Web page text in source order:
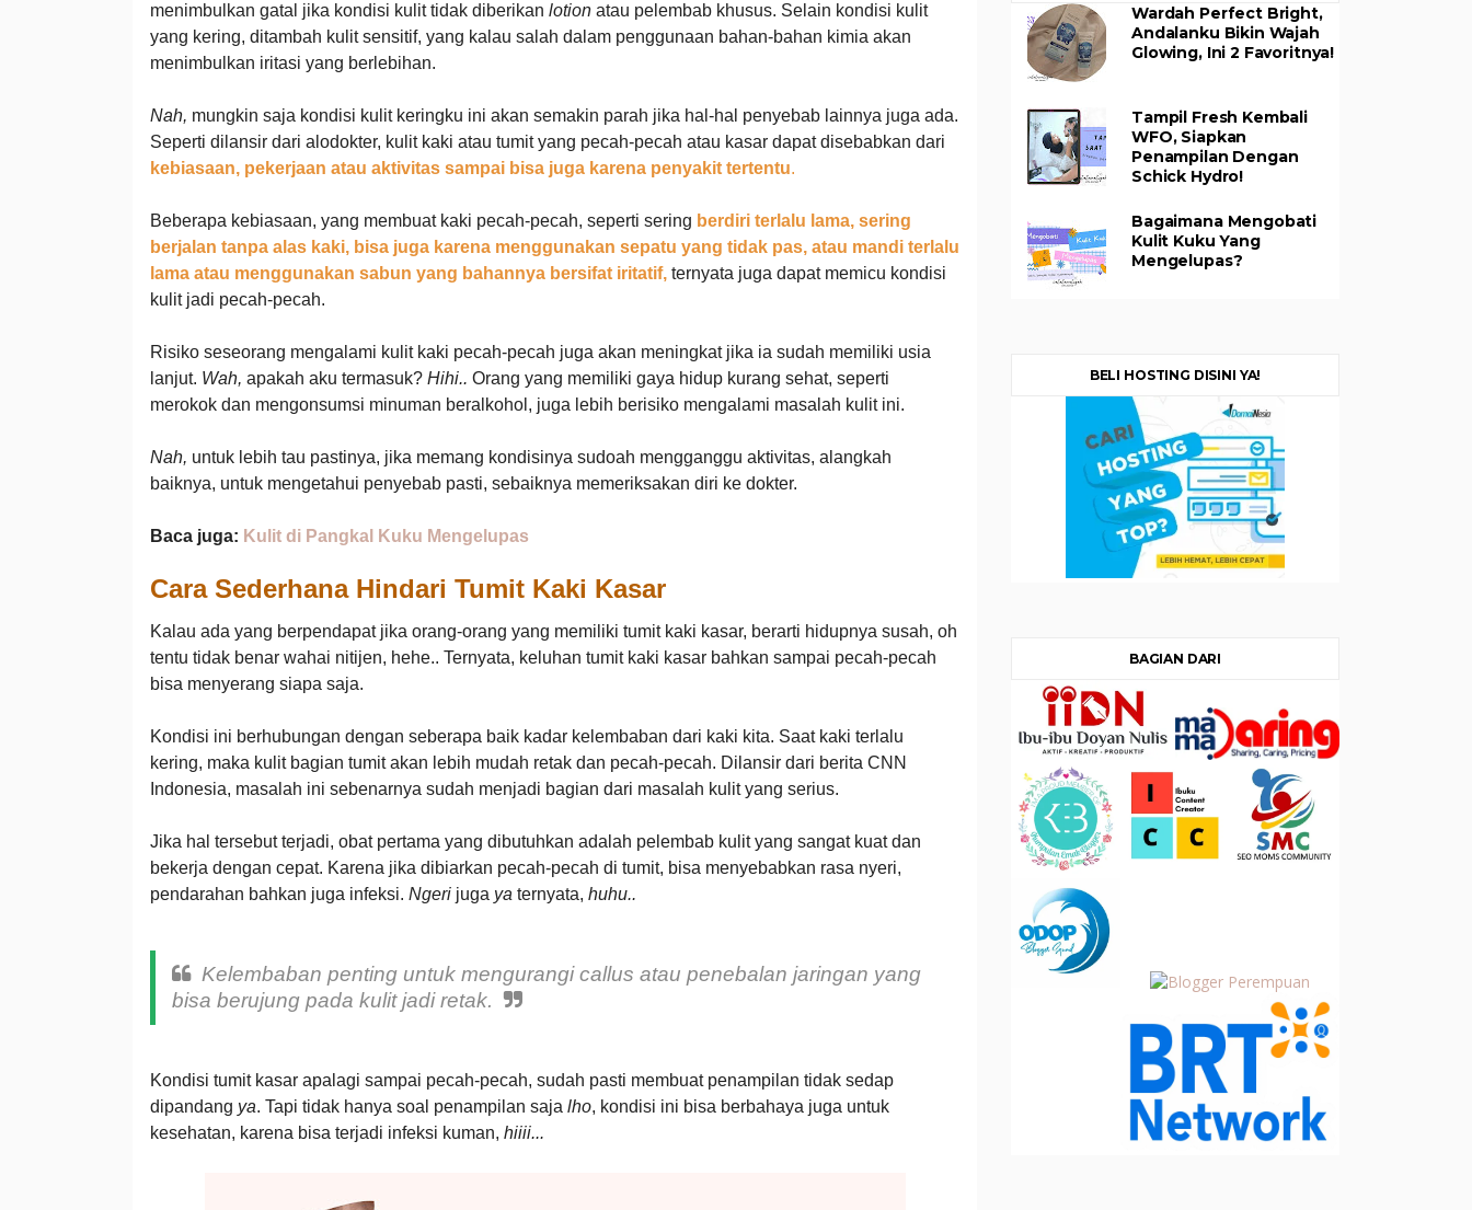
menimbulkan gatal jika kondisi kulit tidak diberikan lotionatau pelembab khusus. Selain kondisi kulit
yang kering, ditambah kulit sensitif, yang kalau salah dalam penggunaan bahan-bahan kimia akan
menimbulkan iritasi yang berlebihan.
Nah, mungkin saja kondisi kulit keringku ini akan semakin parah jika hal-hal penyebab lainnya juga ada.
Seperti dilansir dari alodokter, kulit kaki atau tumit yang pecah-pecah atau kasar dapat disebabkan dari
kebiasaan, pekerjaan atau aktivitas sampai bisa juga karena penyakit tertentu.
Beberapa kebiasaan, yang membuat kaki pecah-pecah, seperti sering berdiri terlalu lama, sering
berjalan tanpa alas kaki, bisa juga karena menggunakan sepatu yang tidak pas, atau mandi terlalu
lama atau menggunakan sabun yang bahannya bersifat iritatif, ternyata juga dapat memicu kondisi
kulit jadi pecah-pecah.
Risiko seseorang mengalami kulit kaki pecah-pecah juga akan meningkat jika ia sudah memiliki usia
lanjut. Wah, apakah aku termasuk? Hihi.. Orang yang memiliki gaya hidup kurang sehat, seperti
merokok dan mengonsumsi minuman beralkohol, juga lebih berisiko mengalami masalah kulit ini.
Nah, untuk lebih tau pastinya, jika memang kondisinya sudoah mengganggu aktivitas, alangkah
baiknya, untuk mengetahui penyebab pasti, sebaiknya memeriksakan diri ke dokter.
Baca juga: Kulit di Pangkal Kuku Mengelupas
Cara Sederhana Hindari Tumit Kaki Kasar
Kalau ada yang berpendapat jika orang-orang yang memiliki tumit kaki kasar, berarti hidupnya susah, oh
tentu tidak benar wahai nitijen, hehe.. Ternyata, keluhan tumit kaki kasar bahkan sampai pecah-pecah
bisa menyerang siapa saja.
Kondisi ini berhubungan dengan seberapa baik kadar kelembaban dari kaki kita. Saat kaki terlalu
kering, maka kulit bagian tumit akan lebih mudah retak dan pecah-pecah. Dilansir dari berita CNN
Indonesia, masalah ini sebenarnya sudah menjadi bagian dari masalah kulit yang serius.
Jika hal tersebut terjadi, obat pertama yang dibutuhkan adalah pelembab kulit yang sangat kuat dan
bekerja dengan cepat. Karena jika dibiarkan pecah-pecah di tumit, bisa menyebabkan rasa nyeri,
pendarahan bahkan juga infeksi. Ngeri juga ya ternyata, huhu..
Kelembaban penting untuk mengurangi callus atau penebalan jaringan yang
bisa berujung pada kulit jadi retak.
Kondisi tumit kasar apalagi sampai pecah-pecah, sudah pasti membuat penampilan tidak sedap
dipandang ya. Tapi tidak hanya soal penampilan saja lho, kondisi ini bisa berbahaya juga untuk
kesehatan, karena bisa terjadi infeksi kuman, hiiii...
Wardah Perfect Bright,
Andalanku Bikin Wajah
Glowing, Ini 2 Favoritnya!
Tampil Fresh Kembali
WFO, Siapkan
Penampilan Dengan
Schick Hydro!
Bagaimana Mengobati
Kulit Kuku Yang
Mengelupas?
BELI HOSTING DISINI YA!
BAGIAN DARI